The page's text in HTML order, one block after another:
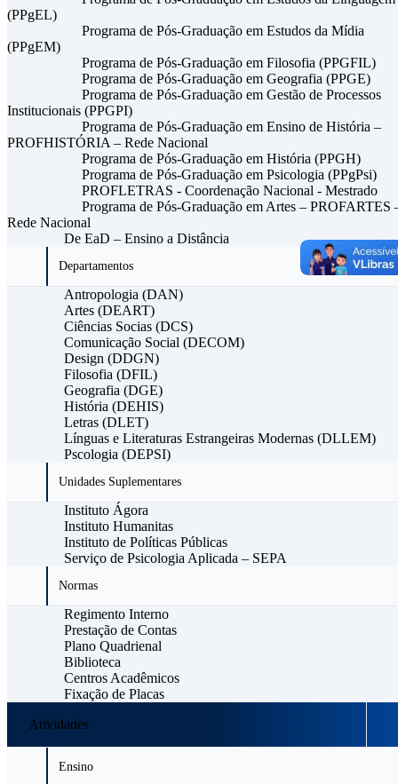
(PPgEL)
Programa de Pós-Graduação em Estudos da Mídia
(PPgEM)
Programa de Pós-Graduação em Filosofia (PPGFIL)
Programa de Pós-Graduação em Geografia (PPGE)
Programa de Pós-Graduação em Gestão de Processos
Institucionais (PPGPI)
Programa de Pós-Graduação em Ensino de História –
PROFHISTÓRIA – Rede Nacional
Programa de Pós-Graduação em História (PPGH)
Programa de Pós-Graduação em Psicologia (PPgPsi)
PROFLETRAS - Coordenação Nacional - Mestrado
Programa de Pós-Graduação em Artes – PROFARTES
Rede Nacional
De EaD – Ensino a Distância
Departamentos
Antropologia (DAN)
Artes (DEART)
Ciências Socias (DCS)
Comunicação Social (DECOM)
Design (DDGN)
Filosofia (DFIL)
Geografia (DGE)
História (DEHIS)
Letras (DLET)
Línguas e Literaturas Estrangeiras Modernas (DLLEM)
Pscologia (DEPSI)
Unidades Suplementares
Instituto Ágora
Instituto Humanitas
Instituto de Políticas Públicas
Serviço de Psicologia Aplicada – SEPA
Normas
Regimento Interno
Prestação de Contas
Plano Quadrienal
Biblioteca
Centros Acadêmicos
Fixação de Placas
Atividades
Ensino